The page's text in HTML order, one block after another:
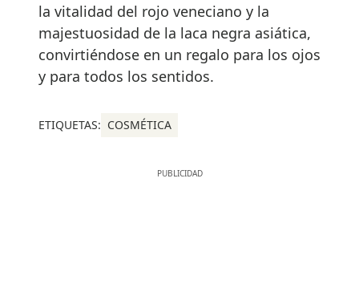
la vitalidad del rojo veneciano y la
majestuosidad de la laca negra asiática,
convirtiéndose en un regalo para los ojos
y para todos los sentidos.
ETIQUETAS: COSMÉTICA